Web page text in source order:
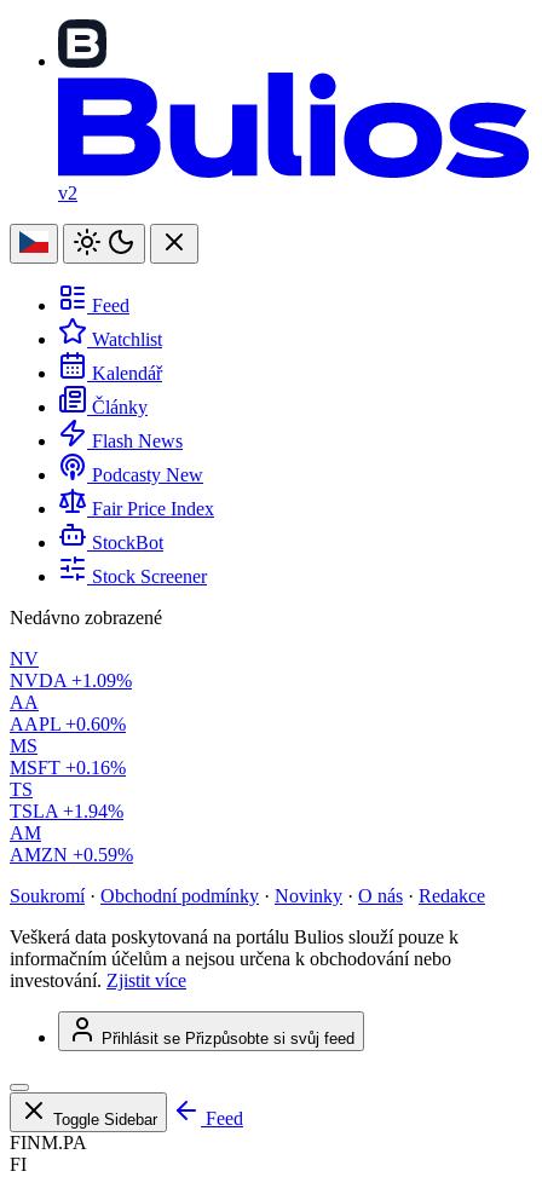
v2
Feed
Watchlist
Kalendář
Články
Flash News
Podcasty New
Fair Price Index
StockBot
Stock Screener
Nedávno zobrazené
NV
NVDA +1.09%
AA
AAPL +0.60%
MS
MSFT +0.16%
TS
TSLA +1.94%
AM
AMZN +0.59%
Soukromí · Obchodní podmínky · Novinky · O nás · Redakce
Veškerá data poskytovaná na portálu Bulios slouží pouze k
informačním účelům a nejsou určena k obchodování nebo
investování. Zjistit více
Přihlásit se Přizpůsobte si svůj feed
Toggle Sidebar
Feed
FINM.PA
FI